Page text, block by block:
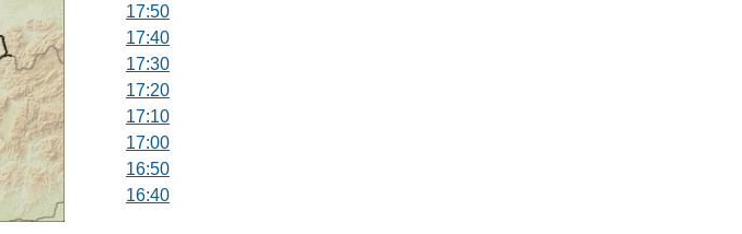
17:50
17:40
17:30
17:20
17:10
17:00
16:50
16:40